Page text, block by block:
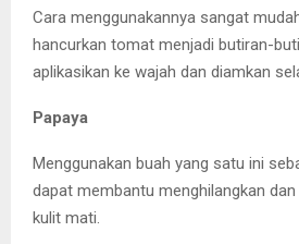
Cara menggunakannya sangat
hancurkan tomat menjadi butiran-
aplikasikan ke wajah dan diamkan
Papaya
Menggunakan buah yang satu ini
dapat membantu menghilangkan
kulit mati.